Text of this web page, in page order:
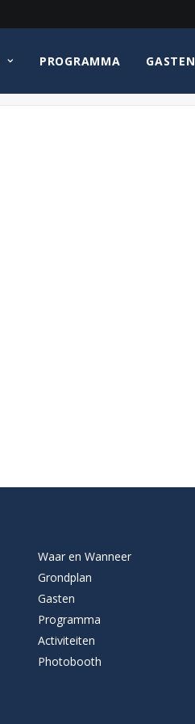
PROGRAMMA GASTEN
Waar en Wanneer
Grondplan
Gasten
Programma
Activiteiten
Photobooth